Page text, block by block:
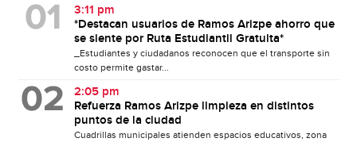
3:11 pm
*Destacan usuarios de Ramos Arizpe ahorro que
se siente por Ruta Estudiantil Gratuita*
_Estudiantes y ciudadanos reconocen que el transporte sin
costo permite gastar...
2:05 pm
Refuerza Ramos Arizpe limpieza en distintos
puntos de la ciudad
Cuadrillas municipales atienden espacios educativos, zona